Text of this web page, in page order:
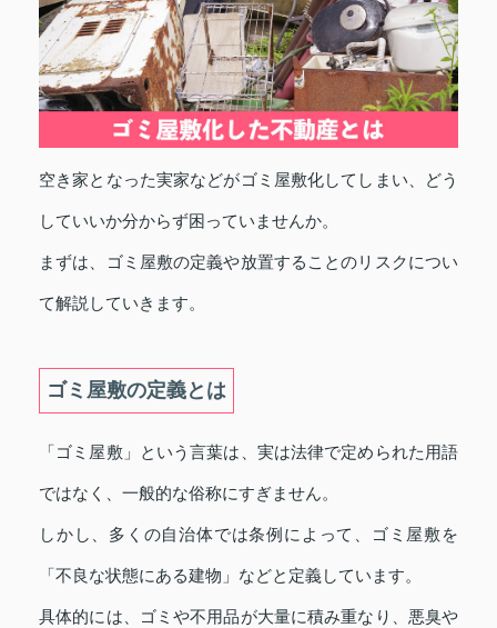
空き家となった実家などがゴミ屋敷化してしまい、どう
していいか分からず困っていませんか。
まずは、ゴミ屋敷の定義や放置することのリスクについ
て解説していきます。
ゴミ屋敷の定義とは
「ゴミ屋敷」という言葉は、実は法律で定められた用語
ではなく、一般的な俗称にすぎません。
しかし、多くの自治体では条例によって、ゴミ屋敷を
「不良な状態にある建物」などと定義しています。
具体的には、ゴミや不用品が大量に積み重なり、悪臭や